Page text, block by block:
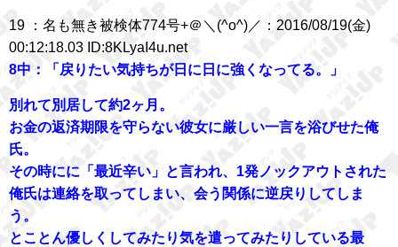
19 ：名も無き被検体774号+＠＼(^o^)／：2016/08/19(金)
00:12:18.03 ID:8KLyaI4u.net
8中：「戻りたい気持ちが日に日に強くなってる。」
別れて別居して約2ヶ月。
お金の返済期限を守らない彼女に厳しい一言を浴びせた俺
氏。
その時にに「最近辛い」と言われ、1発ノックアウトされた
俺氏は連絡を取ってしまい、会う関係に逆戻りしてしま
う。
とことん優しくしてみたり気を遣ってみたりしている最